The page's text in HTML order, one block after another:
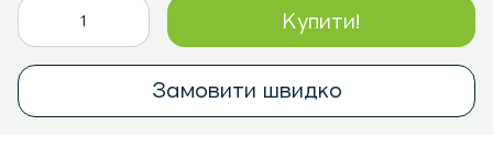
Купити!
Замовити швидко